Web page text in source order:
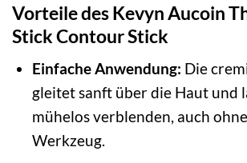
Vorteile des Kevyn Aucoin
Stick Contour Stick
Einfache Anwendung: Die
gleitet sanft über die Haut und
mühelos verblenden, auch
Werkzeug.